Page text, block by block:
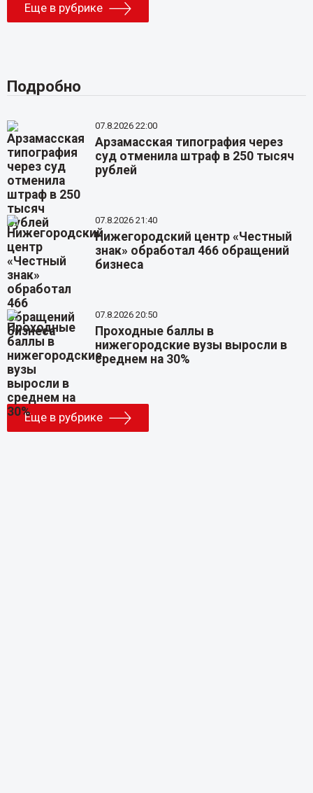
Еще в рубрике
Подробно
07.8.2026 22:00
Арзамасская типография через
суд отменила штраф в 250 тысяч
рублей
07.8.2026 21:40
Нижегородский центр «Честный
знак» обработал 466 обращений
бизнеса
07.8.2026 20:50
Проходные баллы в
нижегородские вузы выросли в
среднем на 30%
Еще в рубрике